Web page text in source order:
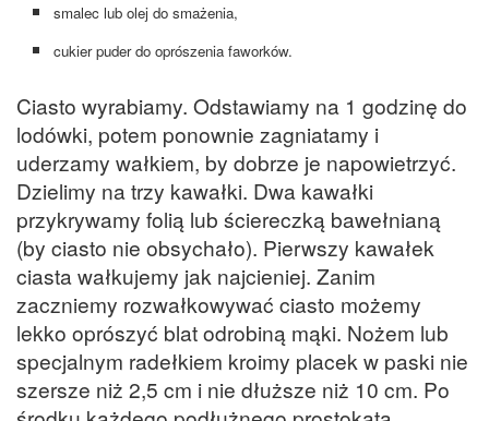
smalec lub olej do smażenia,
cukier puder do oprószenia faworków.
Ciasto wyrabiamy. Odstawiamy na 1 godzinę do
lodówki, potem ponownie zagniatamy i
uderzamy wałkiem, by dobrze je napowietrzyć.
Dzielimy na trzy kawałki. Dwa kawałki
przykrywamy folią lub ściereczką bawełnianą
(by ciasto nie obsychało). Pierwszy kawałek
ciasta wałkujemy jak najcieniej. Zanim
zaczniemy rozwałkowywać ciasto możemy
lekko oprószyć blat odrobiną mąki. Nożem lub
specjalnym radełkiem kroimy placek w paski nie
szersze niż 2,5 cm i nie dłuższe niż 10 cm. Po